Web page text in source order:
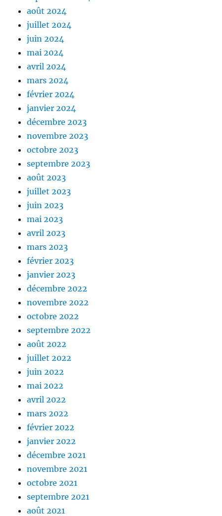
août 2024
juillet 2024
juin 2024
mai 2024
avril 2024
mars 2024
février 2024
janvier 2024
décembre 2023
novembre 2023
octobre 2023
septembre 2023
août 2023
juillet 2023
juin 2023
mai 2023
avril 2023
mars 2023
février 2023
janvier 2023
décembre 2022
novembre 2022
octobre 2022
septembre 2022
août 2022
juillet 2022
juin 2022
mai 2022
avril 2022
mars 2022
février 2022
janvier 2022
décembre 2021
novembre 2021
octobre 2021
septembre 2021
août 2021